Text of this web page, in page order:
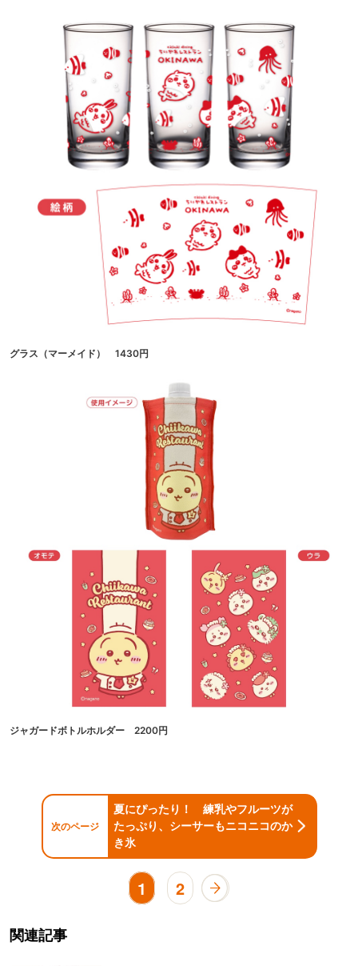
グラス（マーメイド） 1430円
ジャガードボトルホルダー 2200円
次のページ
夏にぴったり！ 練乳やフルーツが
たっぷり、シーサーもニコニコのか
き氷
1 2
関連記事